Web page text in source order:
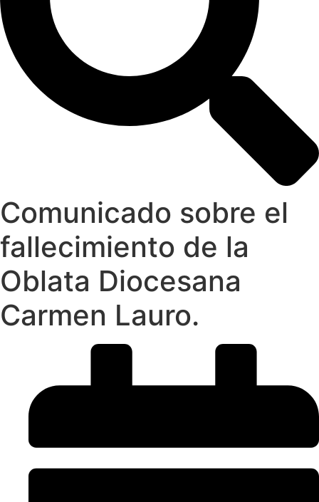
Comunicado sobre el
fallecimiento de la
Oblata Diocesana
Carmen Lauro.